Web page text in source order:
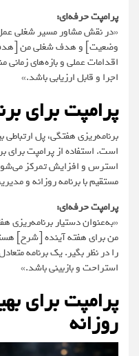
پرامپت حرفه‌ای:
«در نقش مشاور مسیر شغلی
وضعیت] و هدف شغلی من
اقدامات عملی و بازه‌های
اجرا و قابل ارزیابی باشد.»
پرامپت برای
برنامه‌ریزی هفتگی، پل
است. استفاده از پرامپت برای
استرس و افزایش تمرکز
مستقیم با برنامه روزانه و
پرامپت حرفه‌ای:
«به‌عنوان دستیار
من برای هفته آینده [شرح]
را در نظر بگیر. یک برنامه
استراحت و بازبینی باشد.»
پرامپت برای
روزانه